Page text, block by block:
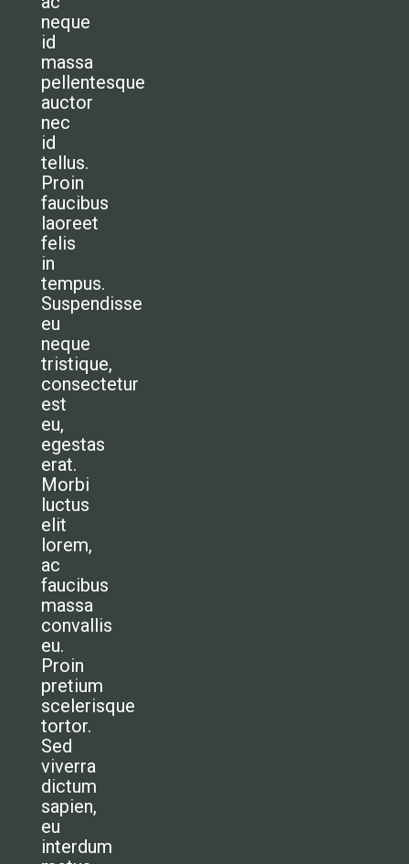
neque
id
massa
pellentesque
auctor
nec
id
tellus.
Proin
faucibus
laoreet
felis
in
tempus.
Suspendisse
eu
neque
tristique,
consectetur
est
eu,
egestas
erat.
Morbi
luctus
elit
lorem,
ac
faucibus
massa
convallis
eu.
Proin
pretium
scelerisque
tortor.
Sed
viverra
dictum
sapien,
eu
interdum